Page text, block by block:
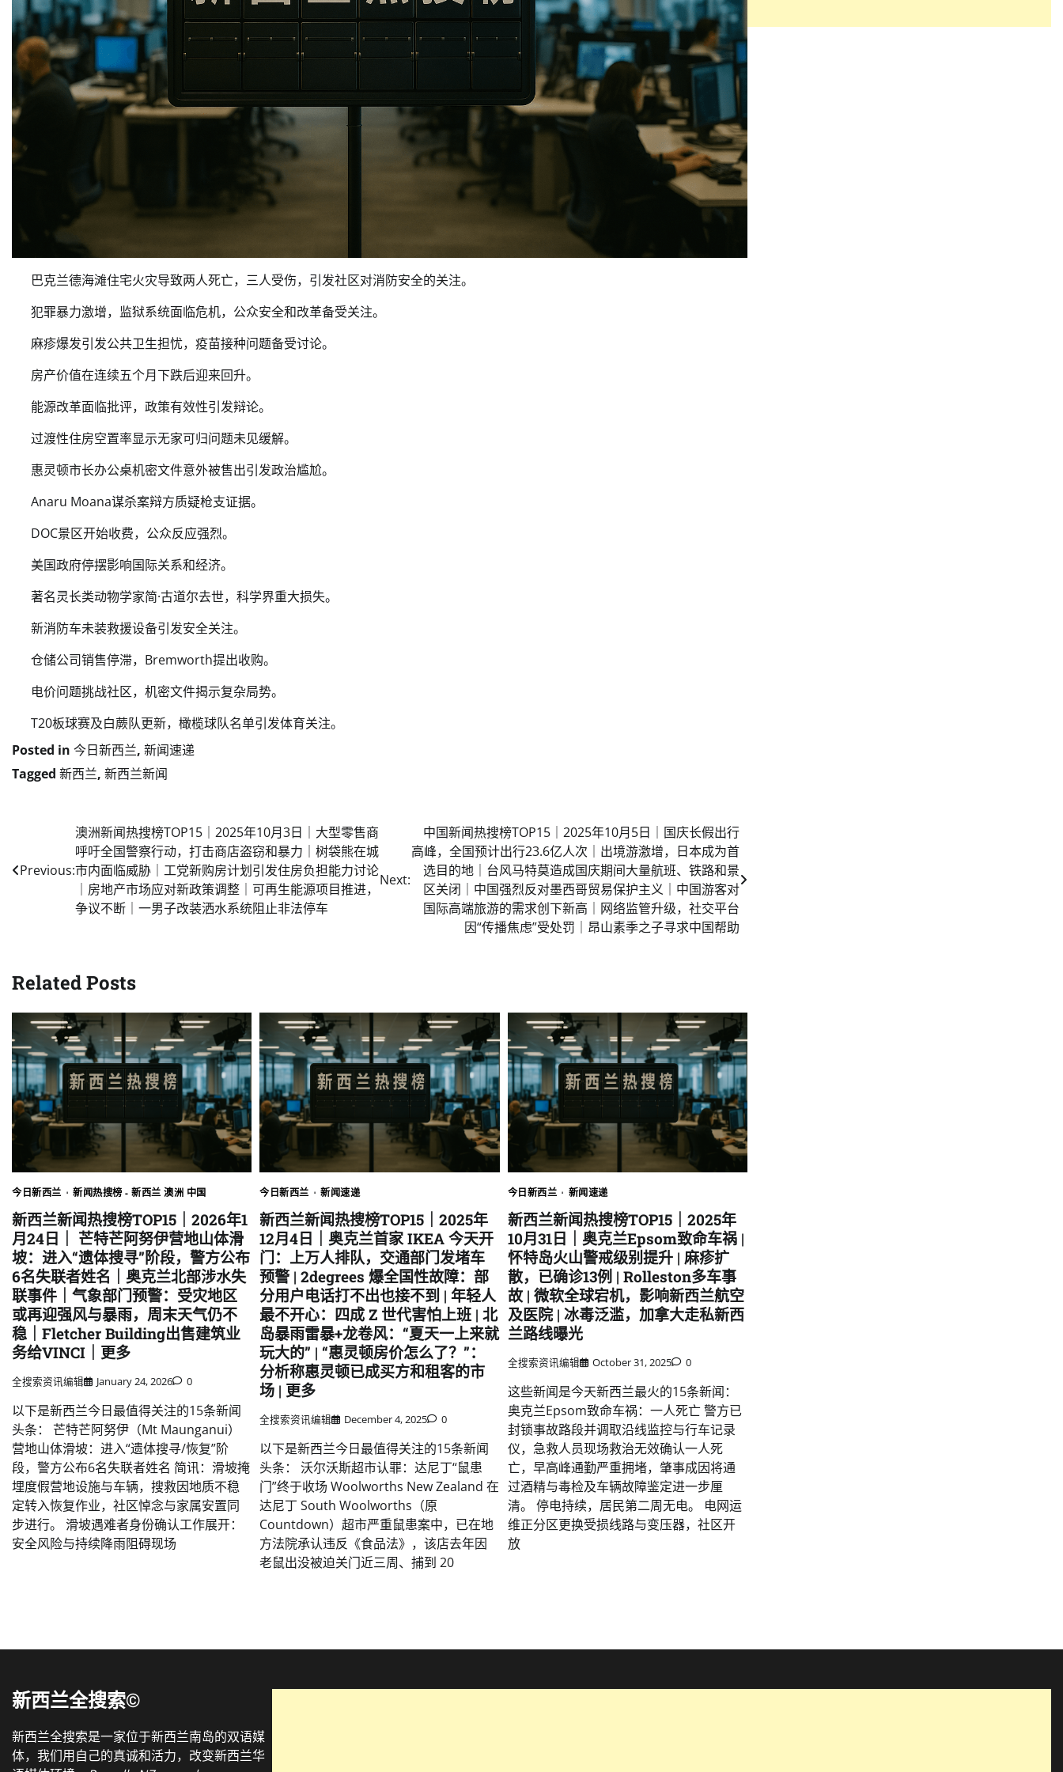
巴克兰德海滩住宅火灾导致两人死亡，三人受伤，引发社区对消防安全的关注。
犯罪暴力激增，监狱系统面临危机，公众安全和改革备受关注。
麻疹爆发引发公共卫生担忧，疫苗接种问题备受讨论。
房产价值在连续五个月下跌后迎来回升。
能源改革面临批评，政策有效性引发辩论。
过渡性住房空置率显示无家可归问题未见缓解。
惠灵顿市长办公桌机密文件意外被售出引发政治尴尬。
Anaru Moana谋杀案辩方质疑枪支证据。
DOC景区开始收费，公众反应强烈。
美国政府停摆影响国际关系和经济。
著名灵长类动物学家简·古道尔去世，科学界重大损失。
新消防车未装救援设备引发安全关注。
仓储公司销售停滞，Bremworth提出收购。
电价问题挑战社区，机密文件揭示复杂局势。
T20板球赛及白蕨队更新，橄榄球队名单引发体育关注。
Posted in 今日新西兰, 新闻速递
Tagged 新西兰, 新西兰新闻
navigation
Previous:
澳洲新闻热搜榜TOP15｜2025年10月3日｜大型零售商
呼吁全国警察行动，打击商店盗窃和暴力｜树袋熊在城
市内面临威胁｜工党新购房计划引发住房负担能力讨论
｜房地产市场应对新政策调整｜可再生能源项目推进，
争议不断｜一男子改装洒水系统阻止非法停车
Next:
中国新闻热搜榜TOP15｜2025年10月5日｜国庆长假出行
高峰，全国预计出行23.6亿人次｜出境游激增，日本成为首
选目的地｜台风马特莫造成国庆期间大量航班、铁路和景
区关闭｜中国强烈反对墨西哥贸易保护主义｜中国游客对
国际高端旅游的需求创下新高｜网络监管升级，社交平台
因“传播焦虑”受处罚｜昂山素季之子寻求中国帮助
Related Posts
今日新西兰 新闻热搜榜 - 新西兰 澳洲 中国
新西兰新闻热搜榜TOP15｜2026年1
月24日｜ 芒特芒阿努伊营地山体滑
坡：进入“遗体搜寻”阶段，警方公布
6名失联者姓名｜奥克兰北部涉水失
联事件｜气象部门预警：受灾地区
或再迎强风与暴雨，周末天气仍不
稳｜Fletcher Building出售建筑业
务给VINCI｜更多
全搜索资讯编辑 January 24, 2026 0
以下是新西兰今日最值得关注的15条新闻
头条： 芒特芒阿努伊（Mt Maunganui）
营地山体滑坡：进入“遗体搜寻/恢复”阶
段，警方公布6名失联者姓名 简讯：滑坡掩
埋度假营地设施与车辆，搜救因地质不稳
定转入恢复作业，社区悼念与家属安置同
步进行。 滑坡遇难者身份确认工作展开：
安全风险与持续降雨阻碍现场
今日新西兰 新闻速递
新西兰新闻热搜榜TOP15｜2025年
12月4日｜奥克兰首家 IKEA 今天开
门：上万人排队，交通部门发堵车
预警 | 2degrees 爆全国性故障：部
分用户电话打不出也接不到 | 年轻人
最不开心：四成 Z 世代害怕上班 | 北
岛暴雨雷暴+龙卷风：“夏天一上来就
玩大的” | “惠灵顿房价怎么了？”：
分析称惠灵顿已成买方和租客的市
场 | 更多
全搜索资讯编辑 December 4, 2025 0
以下是新西兰今日最值得关注的15条新闻
头条： 沃尔沃斯超市认罪：达尼丁“鼠患
门”终于收场 Woolworths New Zealand 在
达尼丁 South Woolworths（原
Countdown）超市严重鼠患案中，已在地
方法院承认违反《食品法》，该店去年因
老鼠出没被迫关门近三周、捕到 20
今日新西兰 新闻速递
新西兰新闻热搜榜TOP15｜2025年
10月31日｜奥克兰Epsom致命车祸 |
怀特岛火山警戒级别提升 | 麻疹扩
散，已确诊13例 | Rolleston多车事
故 | 微软全球宕机，影响新西兰航空
及医院 | 冰毒泛滥，加拿大走私新西
兰路线曝光
全搜索资讯编辑 October 31, 2025 0
这些新闻是今天新西兰最火的15条新闻：
奥克兰Epsom致命车祸：一人死亡 警方已
封锁事故路段并调取沿线监控与行车记录
仪，急救人员现场救治无效确认一人死
亡，早高峰通勤严重拥堵，肇事成因将通
过酒精与毒检及车辆故障鉴定进一步厘
清。 停电持续，居民第二周无电。 电网运
维正分区更换受损线路与变压器，社区开
放
新西兰全搜索©
新西兰全搜索是一家位于新西兰南岛的双语媒
体，我们用自己的真诚和活力，改变新西兰华